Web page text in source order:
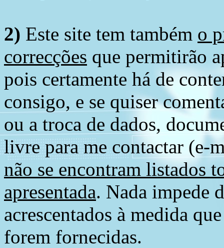
2) Este site tem também o
correcções que permitirão
pois certamente há de
consigo, e se quiser
ou a troca de dados,
livre para me contactar (e-
não se encontram listados
apresentada. Nada impede
acrescentados à medida
forem fornecidas.